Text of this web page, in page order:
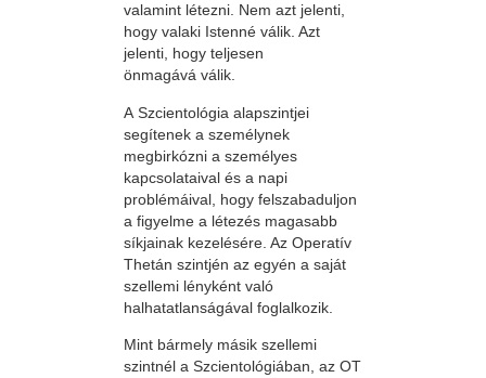
valamint létezni. Nem azt jelenti,
hogy valaki Istenné válik. Azt
jelenti, hogy teljesen
önmagává válik.
A Szcientológia alapszintjei
segítenek a személynek
megbirkózni a személyes
kapcsolataival és a napi
problémáival, hogy felszabaduljon
a figyelme a létezés magasabb
síkjainak kezelésére. Az Operatív
Thetán szintjén az egyén a saját
szellemi lényként való
halhatatlanságával foglalkozik.
Mint bármely másik szellemi
szintnél a Szcientológiában, az OT